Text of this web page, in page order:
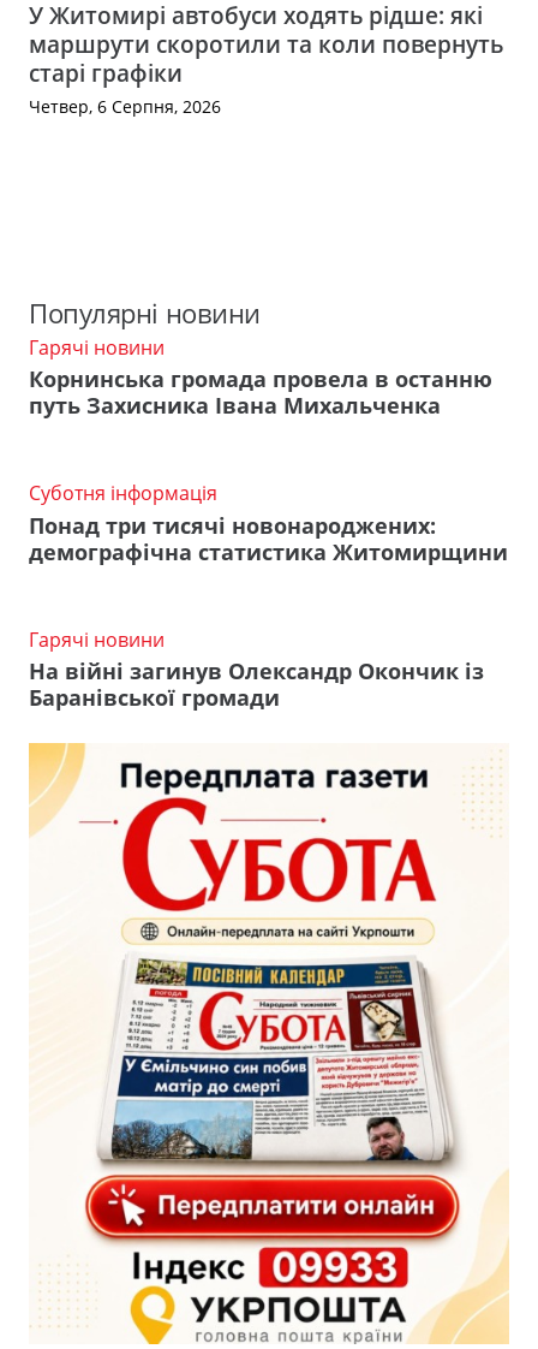
У Житомирі автобуси ходять рідше: які
маршрути скоротили та коли повернуть
старі графіки
Четвер, 6 Серпня, 2026
Популярні новини
Гарячі новини
Корнинська громада провела в останню
путь Захисника Івана Михальченка
Суботня інформація
Понад три тисячі новонароджених:
демографічна статистика Житомирщини
Гарячі новини
На війні загинув Олександр Окончик із
Баранівської громади